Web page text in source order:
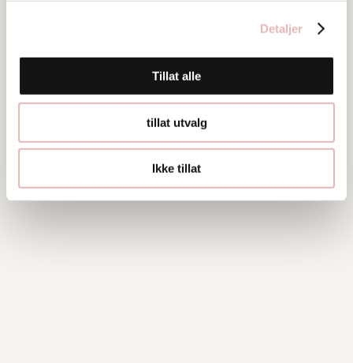
Detaljer
Tillat alle
tillat utvalg
Ikke tillat